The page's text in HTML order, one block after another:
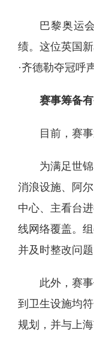
巴黎奥运
绩。这位英国
·齐德勒夺冠呼
赛事筹备
目前，赛
为满足世
消浪设施、阿
中心、主看台
线网络覆盖。
并及时整改问
此外，赛
到卫生设施均
规划，并与上